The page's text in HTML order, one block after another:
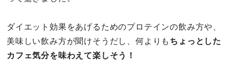
ダイエット効果をあげるためのプロテインの飲み方や、
美味しい飲み方が聞けそうだし、何よりも ちょっとした
カフェ気分を味わえて楽しそう！